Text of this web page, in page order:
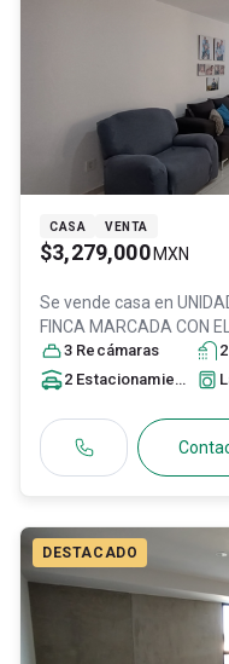
CASA VENTA
$3,279,000 MXN
Se vende casa en
FINCA MARCADA CON
CUATROCIENTOS
Zapopan, Jalisco, México
3 Recámaras 2
2 Estacionamiento s
DESTACADO